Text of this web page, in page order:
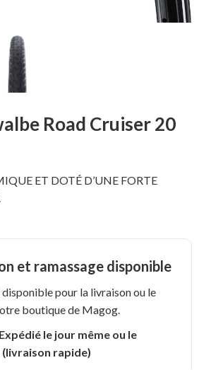
Road Cruiser 20
ET DOTÉ D’UNE FORTE
et ramassage disponible
pour la livraison ou le
boutique de Magog.
le jour même ou le
(livraison rapide)